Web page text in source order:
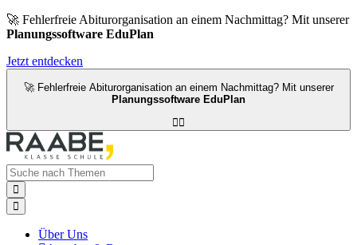
🚀 Fehlerfreie Abiturorganisation an einem Nachmittag? Mit unserer
Planungssoftware EduPlan
Jetzt entdecken
🚀 Fehlerfreie Abiturorganisation an einem Nachmittag? Mit unserer
Planungssoftware EduPlan



Über Uns